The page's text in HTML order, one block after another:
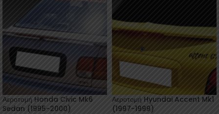
Αεροτομή Honda Civic Mk6
Sedan (1995-2000)
Αεροτομή Hyundai Accent Mk1
(1997-1999)